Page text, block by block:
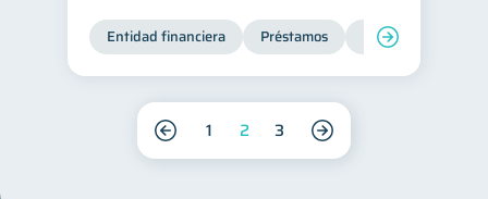
Entidad financiera Préstamos Productos
1 2 3